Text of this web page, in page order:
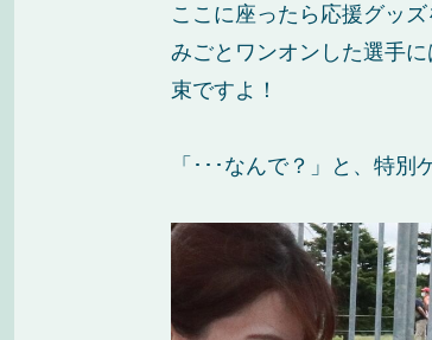
ここに座ったら応援グッ
みごとワンオンした選手
束ですよ！
「･･･なんで？」と、特別